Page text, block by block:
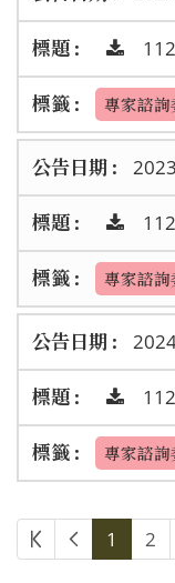
專家諮詢
專家諮詢
專家諮詢
1 2